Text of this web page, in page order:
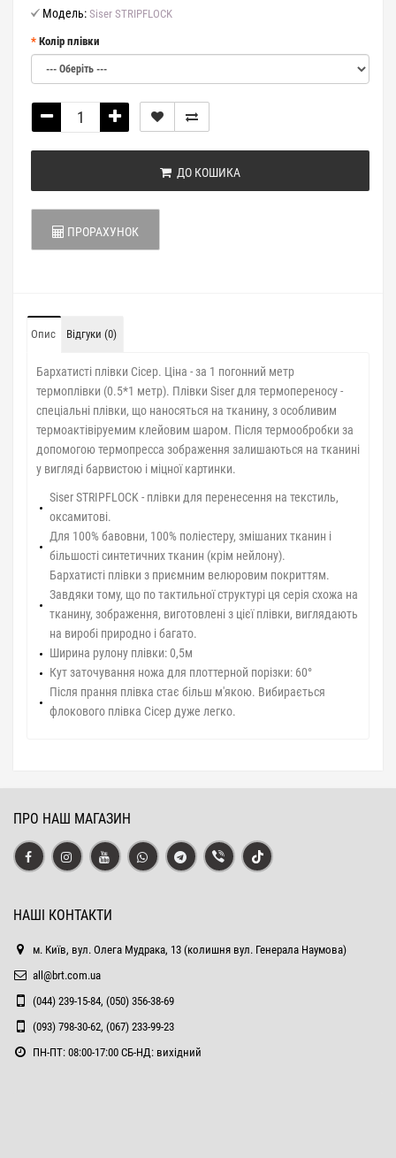
Модель: Siser STRIPFLOCK
Колір плівки
ДО КОШИКА
ПРОРАХУНОК
Опис Відгуки (0)
Бархатисті плівки Сісер. Ціна - за 1 погонний метр
термоплівки (0.5*1 метр). Плівки Siser для термопереносу -
спеціальні плівки, що наносяться на тканину, з особливим
термоактівіруемим клейовим шаром. Після термообробки за
допомогою термопресса зображення залишаються на тканині
у вигляді барвистою і міцної картинки.
Siser STRIPFLOCK - плівки для перенесення на текстиль,
оксамитові.
Для 100% бавовни, 100% поліестеру, змішаних тканин і
більшості синтетичних тканин (крім нейлону).
Бархатисті плівки з приємним велюровим покриттям.
Завдяки тому, що по тактильної структурі ця серія схожа на
тканину, зображення, виготовлені з цієї плівки, виглядають
на виробі природно і багато.
Ширина рулону плівки: 0,5м
Кут заточування ножа для плоттерной порізки: 60°
Після прання плівка стає більш м'якою. Вибирається
флокового плівка Сісер дуже легко.
ПРО НАШ МАГАЗИН
НАШІ КОНТАКТИ
м. Київ, вул. Олега Мудрака, 13 (колишня вул. Генерала Наумова)
all@brt.com.ua
(044) 239-15-84, (050) 356-38-69
(093) 798-30-62, (067) 233-99-23
ПН-ПТ: 08:00-17:00 СБ-НД: вихідний